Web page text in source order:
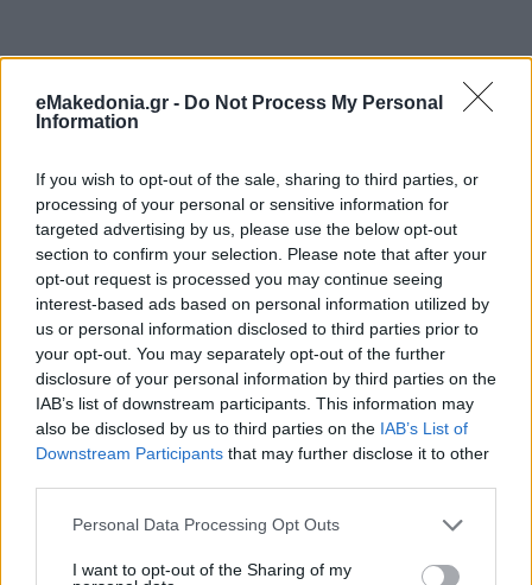
eMakedonia.gr - Do Not Process My Personal
Information
If you wish to opt-out of the sale, sharing to third parties, or
processing of your personal or sensitive information for
targeted advertising by us, please use the below opt-out
section to confirm your selection. Please note that after your
opt-out request is processed you may continue seeing
interest-based ads based on personal information utilized by
us or personal information disclosed to third parties prior to
your opt-out. You may separately opt-out of the further
disclosure of your personal information by third parties on the
IAB’s list of downstream participants. This information may
also be disclosed by us to third parties on the IAB’s List of
Downstream Participants that may further disclose it to other
Please note that this website/app uses one or more Google
not limited to your visit or usage behaviour. You may click to
Personal Data Processing Opt Outs
I want to opt-out of the Sharing of my